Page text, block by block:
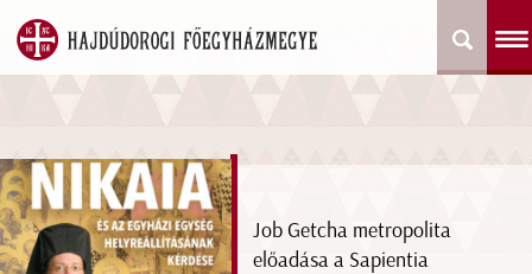
Job Getcha metropolita
előadása a Sapientia